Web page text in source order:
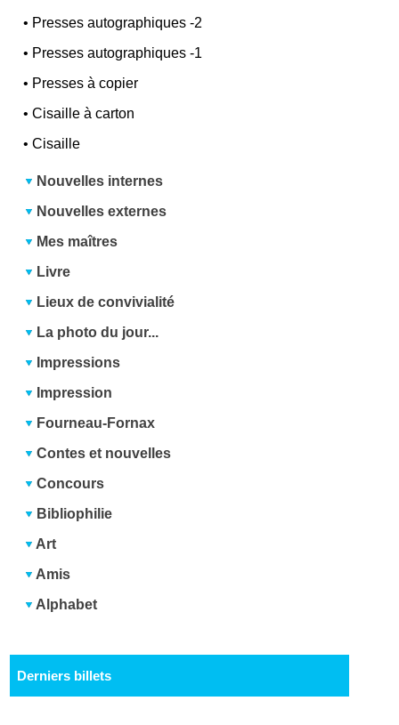
• Presses autographiques -2
• Presses autographiques -1
• Presses à copier
•Cisaille à carton
•Cisaille
Nouvelles internes
Nouvelles externes
Mes maîtres
Livre
Lieux de convivialité
La photo du jour...
Impressions
Impression
Fourneau-Fornax
Contes et nouvelles
Concours
Bibliophilie
Art
Amis
Alphabet
Derniers billets